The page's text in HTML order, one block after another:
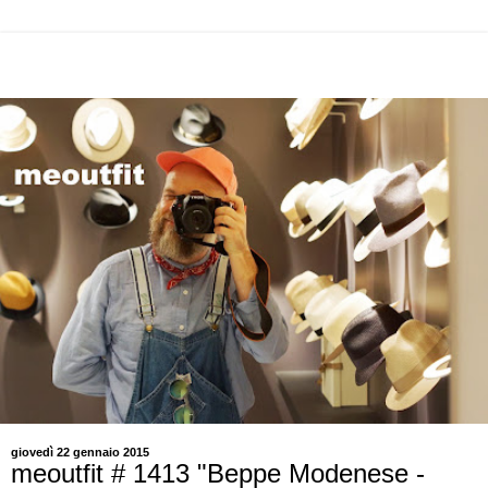
giovedì 22 gennaio 2015
meoutfit # 1413 "Beppe Modenese -